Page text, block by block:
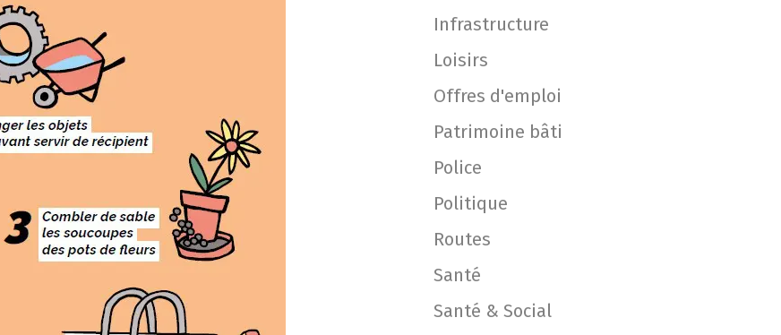
Infrastructure
Loisirs
Offres d'emploi
Patrimoine bâti
Police
Politique
Routes
Santé
Santé & Social